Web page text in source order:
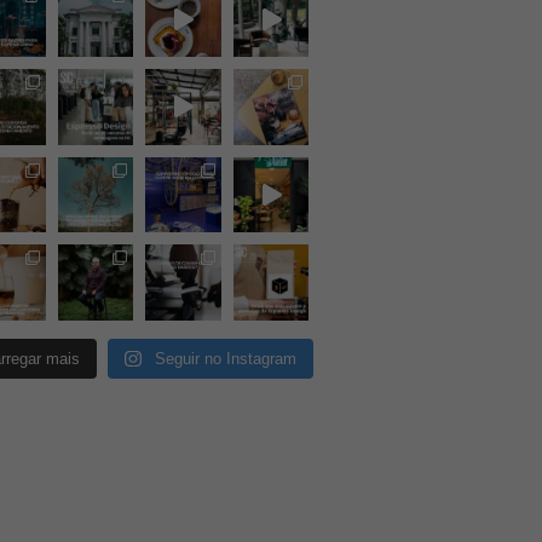
mais Seguir no Instagram